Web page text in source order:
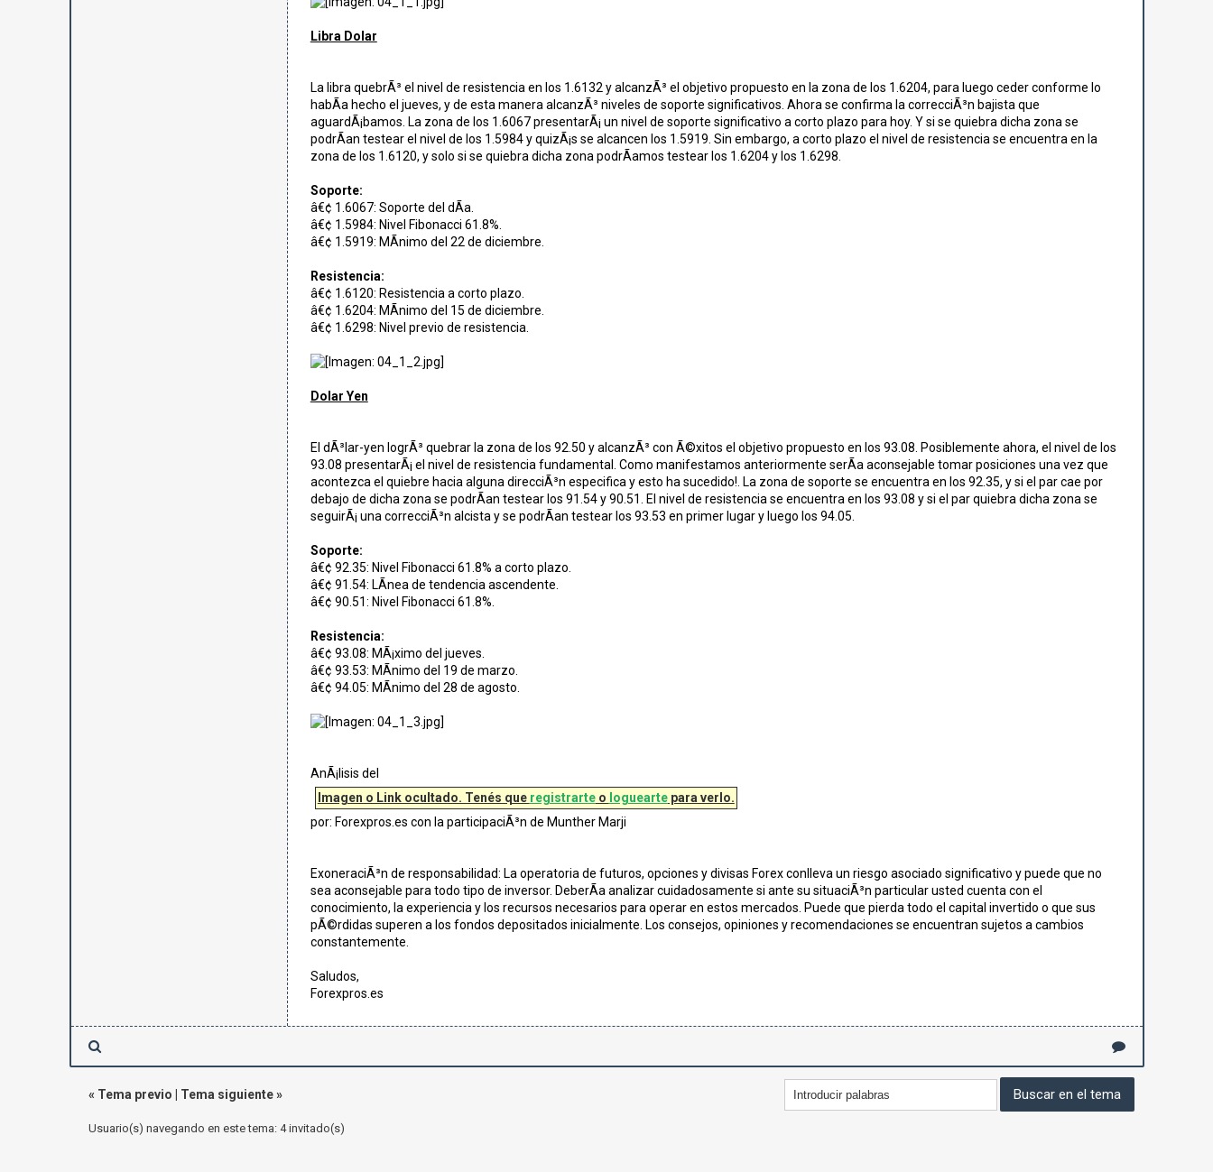
Libra Dolar
La libra quebrÃ³ el nivel de resistencia en los 1.6132 y alcanzÃ³ el objetivo propuesto en la zona de los 1.6204, para luego ceder conforme lo
habÃ­a hecho el jueves, y de esta manera alcanzÃ³ niveles de soporte significativos. Ahora se confirma la correcciÃ³n bajista que
aguardÃ¡bamos. La zona de los 1.6067 presentarÃ¡ un nivel de soporte significativo a corto plazo para hoy. Y si se quiebra dicha zona se
podrÃ­an testear el nivel de los 1.5984 y quizÃ¡s se alcancen los 1.5919. Sin embargo, a corto plazo el nivel de resistencia se encuentra en la
zona de los 1.6120, y solo si se quiebra dicha zona podrÃ­amos testear los 1.6204 y los 1.6298.
Soporte:
â€¢ 1.6067: Soporte del dÃ­a.
â€¢ 1.5984: Nivel Fibonacci 61.8%.
â€¢ 1.5919: MÃ­nimo del 22 de diciembre.
Resistencia:
â€¢ 1.6120: Resistencia a corto plazo.
â€¢ 1.6204: MÃ­nimo del 15 de diciembre.
â€¢ 1.6298: Nivel previo de resistencia.
Dolar Yen
El dÃ³lar-yen logrÃ³ quebrar la zona de los 92.50 y alcanzÃ³ con Ã©xitos el objetivo propuesto en los 93.08. Posiblemente ahora, el nivel de los
93.08 presentarÃ¡ el nivel de resistencia fundamental. Como manifestamos anteriormente serÃ­a aconsejable tomar posiciones una vez que
acontezca el quiebre hacia alguna direcciÃ³n especifica y esto ha sucedido!. La zona de soporte se encuentra en los 92.35, y si el par cae por
debajo de dicha zona se podrÃ­an testear los 91.54 y 90.51. El nivel de resistencia se encuentra en los 93.08 y si el par quiebra dicha zona se
seguirÃ¡ una correcciÃ³n alcista y se podrÃ­an testear los 93.53 en primer lugar y luego los 94.05.
Soporte:
â€¢ 92.35: Nivel Fibonacci 61.8% a corto plazo.
â€¢ 91.54: LÃ­nea de tendencia ascendente.
â€¢ 90.51: Nivel Fibonacci 61.8%.
Resistencia:
â€¢ 93.08: MÃ¡ximo del jueves.
â€¢ 93.53: MÃ­nimo del 19 de marzo.
â€¢ 94.05: MÃ­nimo del 28 de agosto.
AnÃ¡lisis del
Imagen o Link ocultado. Tenés que registrarteo logueartepara verlo.
por: Forexpros.es con la participaciÃ³n de Munther Marji
ExoneraciÃ³n de responsabilidad: La operatoria de futuros, opciones y divisas Forex conlleva un riesgo asociado significativo y puede que no
sea aconsejable para todo tipo de inversor. DeberÃ­a analizar cuidadosamente si ante su situaciÃ³n particular usted cuenta con el
conocimiento, la experiencia y los recursos necesarios para operar en estos mercados. Puede que pierda todo el capital invertido o que sus
pÃ©rdidas superen a los fondos depositados inicialmente. Los consejos, opiniones y recomendaciones se encuentran sujetos a cambios
constantemente.
Saludos,
Forexpros.es
« Tema previo Tema siguiente»
Usuario(s) navegando en este tema: 4 invitado(s)